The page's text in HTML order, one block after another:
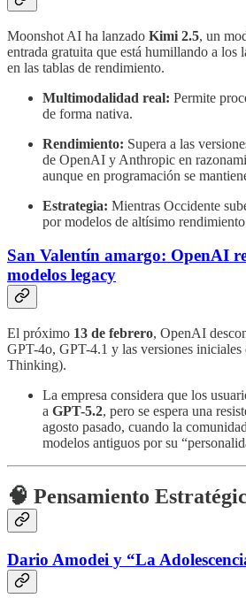
Moonshot AI ha lanzado Kimi 2.5, un
entrada gratuita que está humillando a los
en las tablas de rendimiento.
Multimodalidad real: Permite
de forma nativa.
Rendimiento: Supera a las
de OpenAI y Anthropic en
aunque en programación se
Estrategia: Mientras Occidente
por modelos de altísimo
San Valentín amargo: OpenAI
modelos legacy
El próximo 13 de febrero, OpenAI
GPT-4o, GPT-4.1 y las versiones
Thinking).
La empresa considera que los
a GPT-5.2, pero se espera una
agosto pasado, cuando la
modelos antiguos por su
🧠 Pensamiento
Dario Amodei y “La